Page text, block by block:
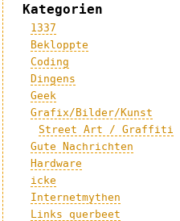
Kategorien
1337
Bekloppte
Coding
Dingens
Geek
Grafix/Bilder/Kunst
Street Art / Graffiti
Gute Nachrichten
Hardware
icke
Internetmythen
Links querbeet